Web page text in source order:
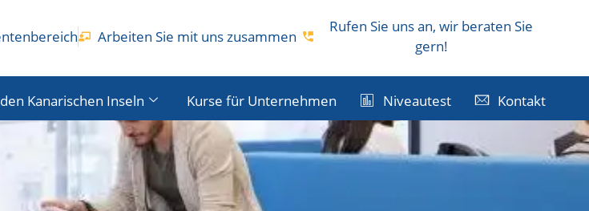
Arbeiten Sie mit uns zusammen
Rufen Sie uns an, wir beraten Sie
gern!
Kanarischen Inseln Kurse für Unternehmen Niveautest Kontakt